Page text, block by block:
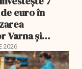
euro în
Varna și
2026